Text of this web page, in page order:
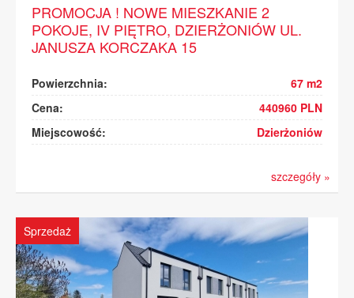
PROMOCJA ! NOWE MIESZKANIE 2
POKOJE, IV PIĘTRO, DZIERŻONIÓW UL.
JANUSZA KORCZAKA 15
Powierzchnia:
67 m2
Cena:
440960 PLN
Miejscowość:
Dzierżoniów
szczegóły »
Sprzedaż